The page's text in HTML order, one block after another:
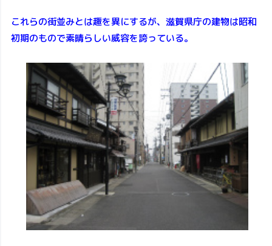
これらの街並みとは趣を異にするが、滋賀県庁の建物は昭和
初期のもので素晴らしい威容を誇っている。